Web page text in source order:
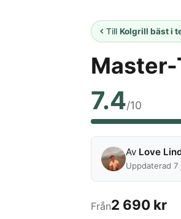
TillKolgrill bäst i
Master-
7.4/10
Av Love
Uppdaterad 7
Från2 690 kr